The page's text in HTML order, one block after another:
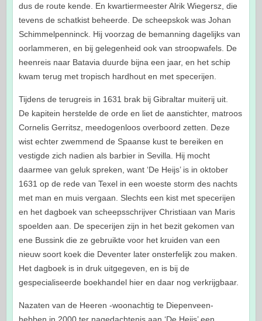
dus de route kende. En kwartiermeester Alrik Wiegersz, die
tevens de schatkist beheerde. De scheepskok was Johan
Schimmelpenninck. Hij voorzag de bemanning dagelijks van
oorlammeren, en bij gelegenheid ook van stroopwafels. De
heenreis naar Batavia duurde bijna een jaar, en het schip
kwam terug met tropisch hardhout en met specerijen.
Tijdens de terugreis in 1631 brak bij Gibraltar muiterij uit.
De kapitein herstelde de orde en liet de aanstichter, matroos
Cornelis Gerritsz, meedogenloos overboord zetten. Deze
wist echter zwemmend de Spaanse kust te bereiken en
vestigde zich nadien als barbier in Sevilla. Hij mocht
daarmee van geluk spreken, want ‘De Heijs’ is in oktober
1631 op de rede van Texel in een woeste storm des nachts
met man en muis vergaan. Slechts een kist met specerijen
en het dagboek van scheepsschrijver Christiaan van Maris
spoelden aan. De specerijen zijn in het bezit gekomen van
ene Bussink die ze gebruikte voor het kruiden van een
nieuw soort koek die Deventer later onsterfelijk zou maken.
Het dagboek is in druk uitgegeven, en is bij de
gespecialiseerde boekhandel hier en daar nog verkrijgbaar.
Nazaten van de Heeren -woonachtig te Diepenveen-